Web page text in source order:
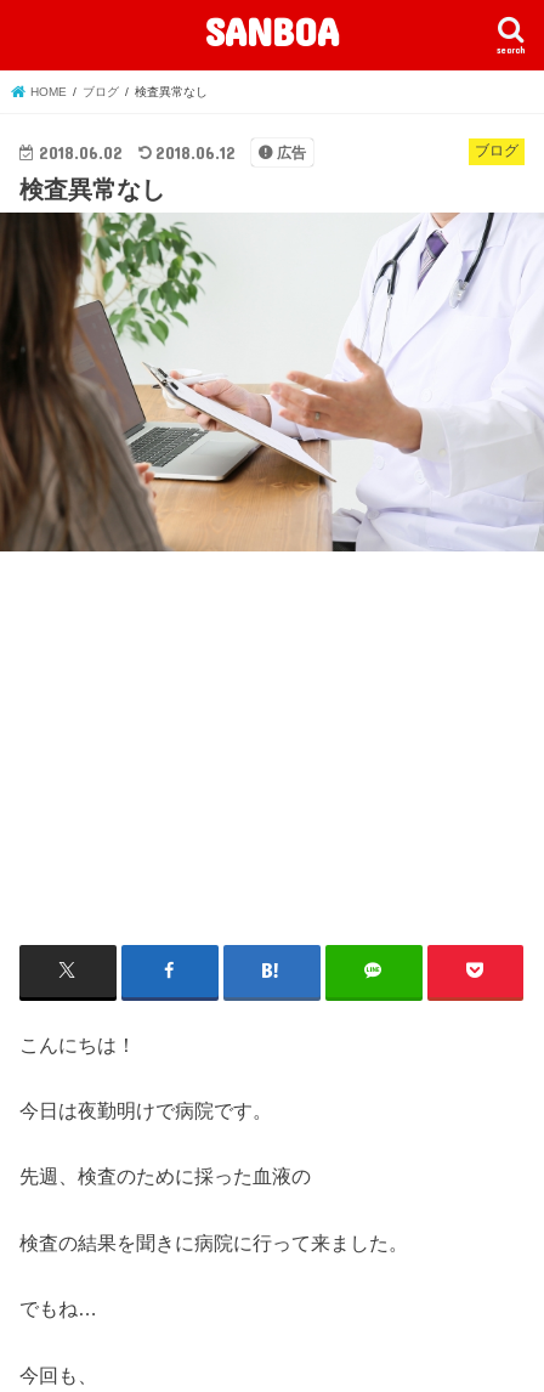
SANBOA search
HOME ブログ 検査異常なし
ブログ
2018.06.02 2018.06.12 広告
検査異常なし
こんにちは！
今日は夜勤明けで病院です。
先週、検査のために採った血液の
検査の結果を聞きに病院に行って来ました。
でもね…
今回も、